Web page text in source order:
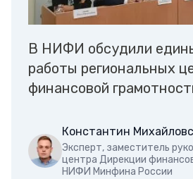
В НИФИ обсудили
работы региональных
финансовой
Константин
Эксперт, заместитель
центра Дирекции
НИФИ Минфина России